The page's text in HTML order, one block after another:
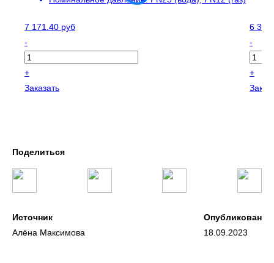
7 171.40 руб
-
+
Заказать
6
-
+
Поделиться
Источник
Алёна Максимова
Опубликован
18.09.2023